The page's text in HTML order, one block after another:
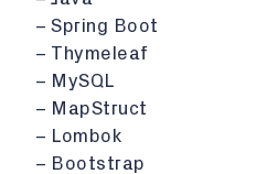
Spring Boot
Thymeleaf
MySQL
MapStruct
Lombok
Bootstrap